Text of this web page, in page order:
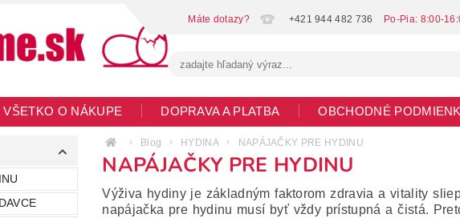
+421 944 482 736
VŠETKO O NÁKUPE DOPRAVA A PLATBA OBCHODNÉ
BLOG MOJA OBJEDNÁVKA
Blog HYDINA NAPÁJAČKY PRE HYDINU
NAPÁJAČKY PRE HYDINU
Výživa hydiny je základným faktorom zdravia a vitality
napájačka pre hydinu musí byť vždy prístupná a čistá.